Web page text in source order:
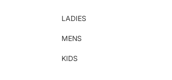
LADIES
MENS
KIDS